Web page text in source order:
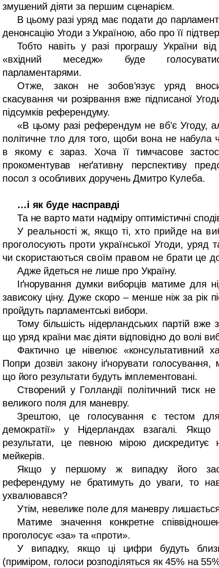
змушений діяти за першим сценарієм.
В цьому разі уряд має подати до
денонсацію Угоди з Україною, або про її
Тобто навіть у разі програшу України
«вхідний меседж» буде
парламентарями.
Отже, закон не зобов’язує уряд
скасування чи розірвання вже підписаної
підсумків референдуму.
«В цьому разі референдум не вб’є Угоду,
політичне тло для того, щоби вона не набула
в якому є зараз. Хоча її тимчасове
прокоментував неґативну перспективу
посол з особливих доручень Дмитро Кулеба.
…і як буде насправді
Та не варто мати надміру оптимістичні
У реальності ж, якщо ті, хто прийде на
проголосують проти української Угоди, уряд
чи скористаються своїм правом не брати це
Адже йдеться не лише про Україну.
Іґнорування думки виборців матиме для
зависоку ціну. Дуже скоро – менше ніж за рік
пройдуть парламентські вибори.
Тому більшість нідерландських партій вже
що уряд країни має діяти відповідно до волі
Фактично це нівелює «консультативний
Попри дозвіл закону іґнорувати
що його результати будуть імплементовані.
Створений у Голландії політичний тиск
великого поля для маневру.
Зрештою, це голосування є тестом для
демократії» у Нідерландах взагалі. Якщо
результати, це певною мірою дискредитує
мейкерів.
Якщо у першому ж випадку його
референдуму не братимуть до уваги, то
ухвалювався?
Утім, невелике поле для маневру
Матиме значення конкретне
проголосує «за» та «проти».
У випадку, якщо ці цифри будуть
(приміром, голоси розподіляться як 45% на